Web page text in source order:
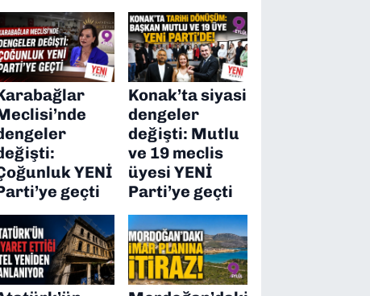
YENİ
geçti
Konak’ta siyasi
dengeler
değişti: Mutlu
ve 19 meclis
üyesi YENİ
Parti’ye geçti